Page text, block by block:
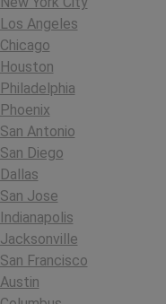
Los Angeles
Chicago
Houston
Philadelphia
Phoenix
San Antonio
San Diego
Dallas
San Jose
Indianapolis
Jacksonville
San Francisco
Austin